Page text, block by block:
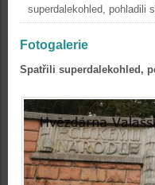
superdalekohled, pohladili
Fotogalerie
Spatřili superdalekohled,